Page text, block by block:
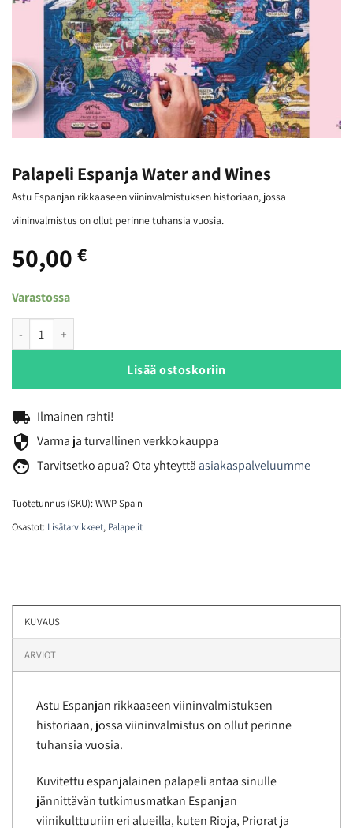
Palapeli Espanja Water and Wines
Astu Espanjan rikkaaseen viininvalmistuksen historiaan, jossa
viininvalmistus on ollut perinne tuhansia vuosia.
50,00 €
Varastossa
Palapeli Espanja Water and Wines määrä
Lisää ostoskoriin
local_shipping Ilmainen rahti!
security Varma ja turvallinen verkkokauppa
face Tarvitsetko apua? Ota yhteyttä asiakaspalveluumme
Tuotetunnus (SKU):WWP Spain
Osastot: Lisätarvikkeet, Palapelit
KUVAUS
ARVIOT
Astu Espanjan rikkaaseen viininvalmistuksen
historiaan, jossa viininvalmistus on ollut perinne
tuhansia vuosia.
Kuvitettu espanjalainen palapeli antaa sinulle
jännittävän tutkimusmatkan Espanjan
viinikulttuuriin eri alueilla, kuten Rioja, Priorat ja